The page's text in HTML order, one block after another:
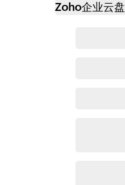
Zoho企业云盘